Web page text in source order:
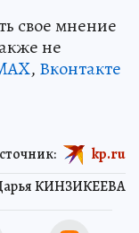
свое мнение
не
, Вконтакте
КИНЗИКЕЕВА
kp.ru